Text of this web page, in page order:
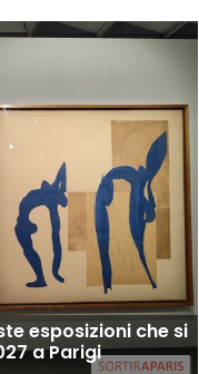
esposizioni che si
a Parigi